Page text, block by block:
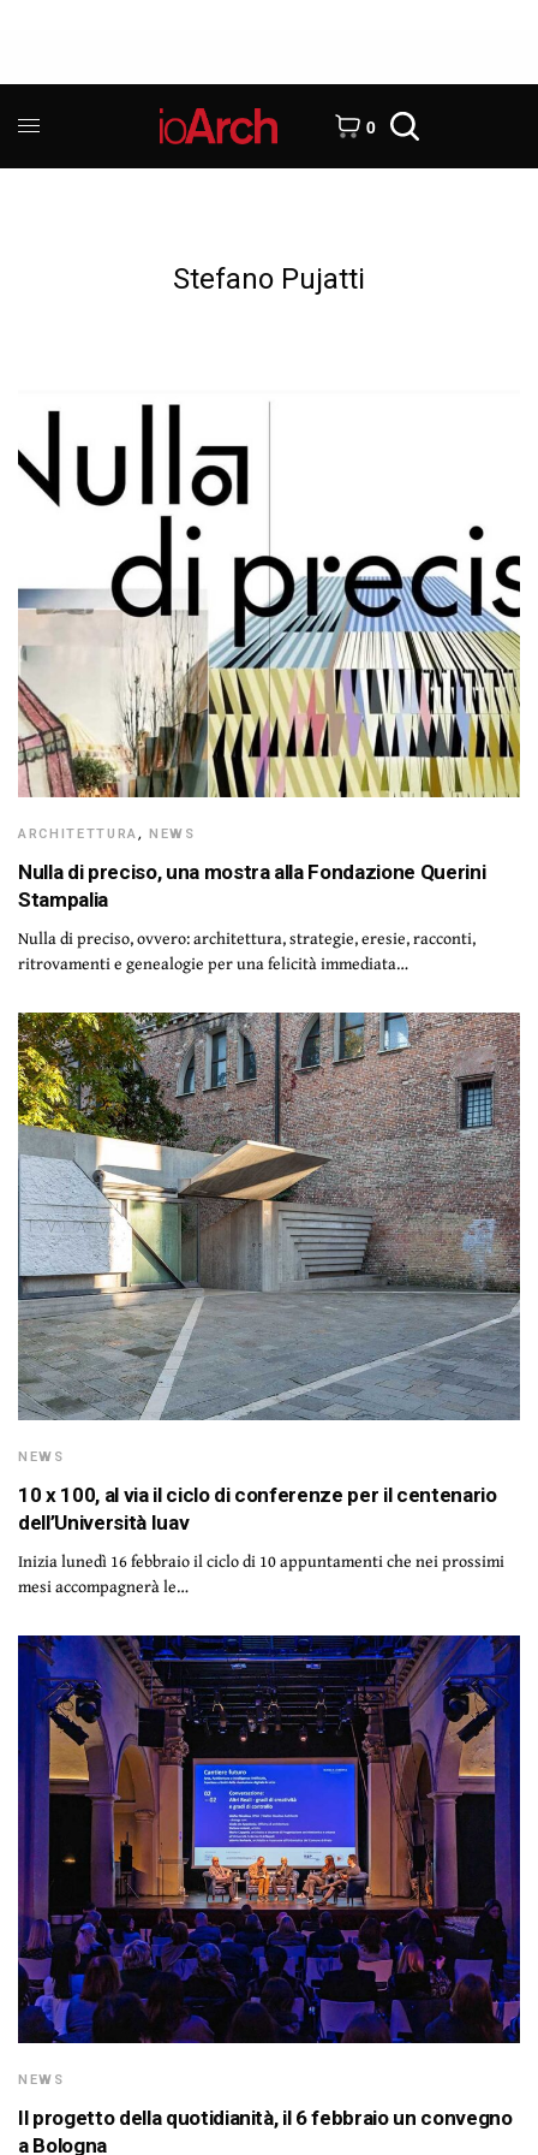
0
Stefano Pujatti
ARCHITETTURA,NEWS
Nulla di preciso, una mostra alla Fondazione Querini
Stampalia
Nulla di preciso, ovvero: architettura, strategie, eresie, racconti,
ritrovamenti e genealogie per una felicità immediata…
NEWS
10 x 100, al via il ciclo di conferenze per il centenario
dell’Università Iuav
Inizia lunedì 16 febbraio il ciclo di 10 appuntamenti che nei prossimi
mesi accompagnerà le…
NEWS
Il progetto della quotidianità, il 6 febbraio un convegno
a Bologna